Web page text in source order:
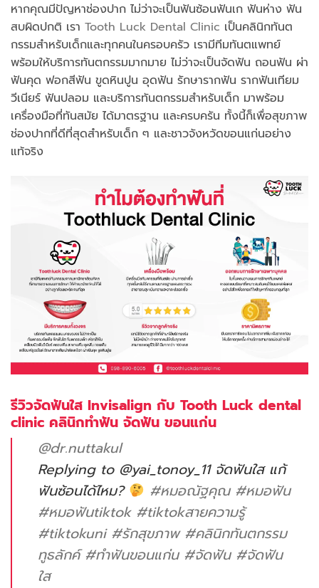
หากคุณมีปัญหาช่องปาก ไม่ว่าจะเป็นฟันซ้อนฟันเก ฟันห่าง ฟัน
สบผิดปกติ เรา Tooth Luck Dental Clinic เป็นคลินิกทันต
กรรมสำหรับเด็กและทุกคนในครอบครัว เรามีทีมทันตแพทย์
พร้อมให้บริการทันตกรรมมากมาย ไม่ว่าจะเป็นจัดฟัน ถอนฟัน ผ่า
ฟันคุด ฟอกสีฟัน ขูดหินปูน อุดฟัน รักษารากฟัน รากฟันเทียม
วีเนียร์ ฟันปลอม และบริการทันตกรรมสำหรับเด็ก มาพร้อม
เครื่องมือที่ทันสมัย ได้มาตรฐาน และครบครัน ทั้งนี้ก็เพื่อสุขภาพ
ช่องปากที่ดีที่สุดสำหรับเด็ก ๆ และชาวจังหวัดขอนแก่นอย่าง
แท้จริง
รีวิวจัดฟันใส Invisalign กับ Tooth Luck dental
clinic คลินิกทำฟัน จัดฟัน ขอนแก่น
@dr.nuttakul
Replying to @yai_tonoy_11 จัดฟันใส แก้
ฟันซ้อนได้ไหม?
#หมอณัฐคุณ #หมอฟัน
#หมอฟันtiktok #tiktokสายความรู้
#tiktokuni #รักสุขภาพ #คลินิกทันตกรรม
ทูธลักค์ #ทําฟันขอนแก่น #จัดฟัน #จัดฟัน
ใส